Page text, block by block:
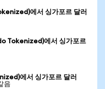
에서 싱가포르 달러
Tokenized)에서 싱가포르
에서 싱가포르 달러
음